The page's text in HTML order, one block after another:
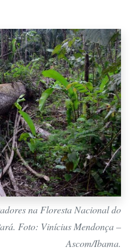
na Floresta Nacional do
Foto: Vinícius Mendonça –
Ascom/Ibama.